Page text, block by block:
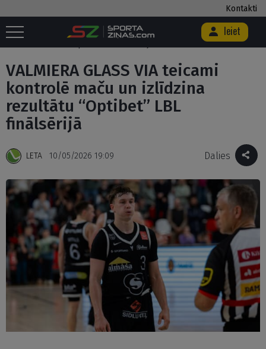
Kontakti
Ieiet
Sākums Basketbols / VALMIERA GLASS VIA teicami kontrolē maču un
VALMIERA GLASS VIA teicami
kontrolē maču un izlīdzina
rezultātu “Optibet” LBL
finālsērijā
LETA 10/05/2026 19:09 Dalies